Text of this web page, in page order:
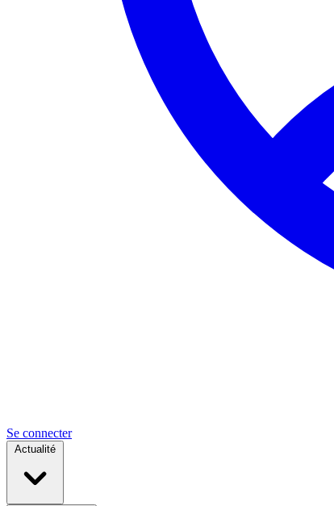
Se connecter
Actualité